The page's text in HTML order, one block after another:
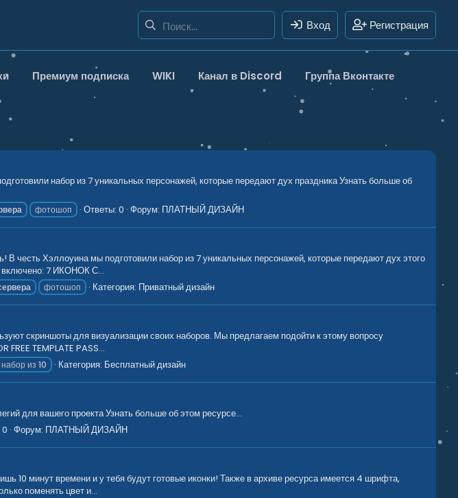
Вход Регистрация
Премиум подписка WIKI Канал в Discord Группа Вконтакте
набор из 7 уникальных персонажей, которые передают дух праздника Узнать больше об
фотошоп Ответы: 0 Форум: ПЛАТНЫЙ ДИЗАЙН
Хэллоуина мы подготовили набор из 7 уникальных персонажей, которые передают дух этого
включено: 7 ИКОНОК С...
фотошоп Категория: Приватный дизайн
скриншоты для визуализации своих наборов. Мы предлагаем подойти к этому вопросу
TEMPLATE PASS...
набор из 10 Категория: Бесплатный дизайн
для вашего проекта Узнать больше об этом ресурсе...
Форум: ПЛАТНЫЙ ДИЗАЙН
10 минут времени и у тебя будут готовые иконки! Также в архиве ресурса имеется 4 шрифта,
поменять цвет и...